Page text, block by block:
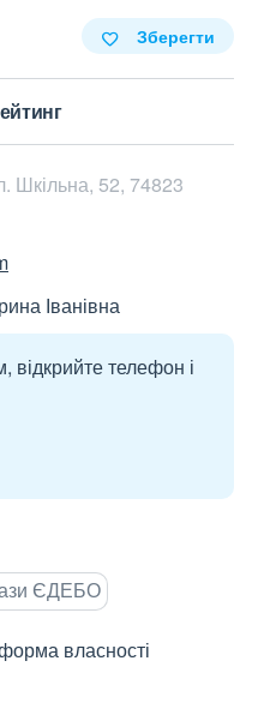
Зберегти
Шкільна, 52, 74823
Іванівна
відкрийте телефон і
ЄДЕБО
власності